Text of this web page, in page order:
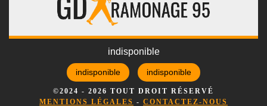
indisponible
indisponible indisponible
©2024 - 2026 TOUT DROIT RÉSERVÉ
MENTIONS LÉGALES - CONTACTEZ-NOUS